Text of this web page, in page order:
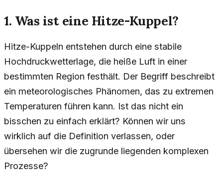
1. Was ist eine Hitze-Kuppel?
Hitze-Kuppeln entstehen durch eine stabile
Hochdruckwetterlage, die heiße Luft in einer
bestimmten Region festhält. Der Begriff beschreibt
ein meteorologisches Phänomen, das zu extremen
Temperaturen führen kann. Ist das nicht ein
bisschen zu einfach erklärt? Können wir uns
wirklich auf die Definition verlassen, oder
übersehen wir die zugrunde liegenden komplexen
Prozesse?